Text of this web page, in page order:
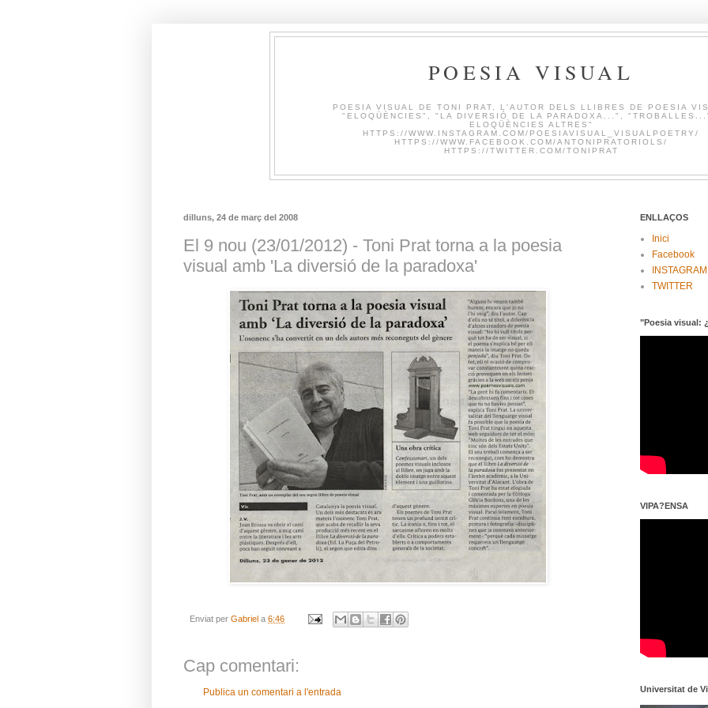
POESIA VISUAL
POESIA VISUAL DE TONI PRAT, L'AUTOR DELS LLIBRES DE POESIA
"ELOQÜÈNCIES", "LA DIVERSIÓ DE LA PARADOXA...",
ELOQÜÈNCIES ALTRES"
HTTPS://WWW.INSTAGRAM.COM/POESIAVISUAL_VISUALPOETRY/
HTTPS://WWW.FACEBOOK.COM/ANTONIPRATORIOLS/
HTTPS://TWITTER.COM/TONIPRAT
dilluns, 24 de març del 2008
El 9 nou (23/01/2012) - Toni Prat torna a la poesia
visual amb 'La diversió de la paradoxa'
Enviat per Gabriel a 6:46
Cap comentari:
Publica un comentari a l'entrada
ENLLAÇOS
Inici
Facebook
INSTAGRAM
TWITTER
"Poesia visual:
VIPA?ENSA
Universitat de